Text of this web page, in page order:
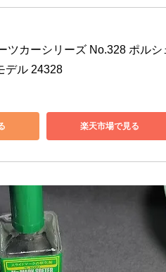
ツカーシリーズ No.328 ポル
デル 24328
楽天市場で見る